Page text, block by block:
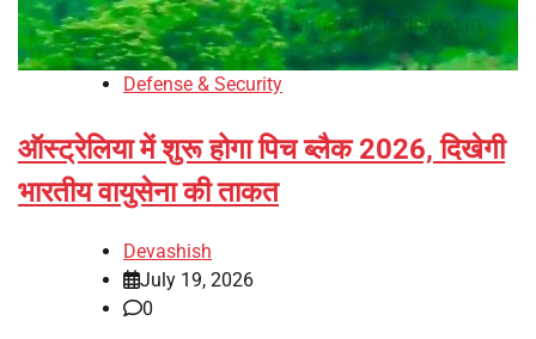
Defense & Security
ऑस्ट्रेलिया में शुरू होगा पिच ब्लैक 2026, दिखेगी
भारतीय वायुसेना की ताकत
Devashish
July 19, 2026
0